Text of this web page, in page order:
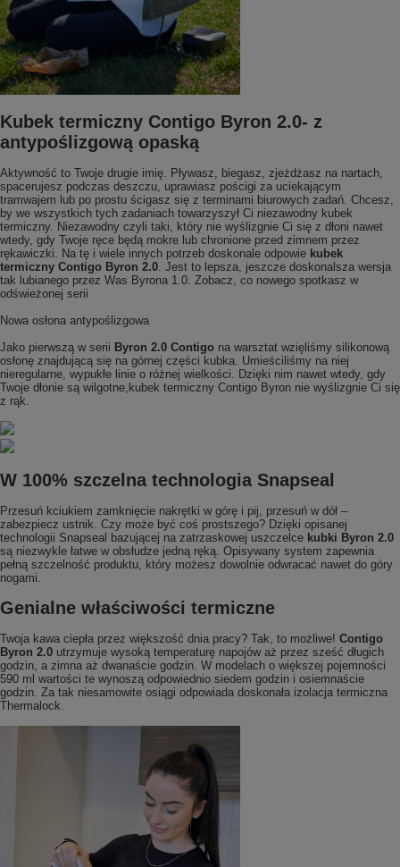
Kubek termiczny Contigo Byron 2.0- z
antypoślizgową opaską
Aktywność to Twoje drugie imię. Pływasz, biegasz, zjeżdżasz na nartach,
spacerujesz podczas deszczu, uprawiasz pościgi za uciekającym
tramwajem lub po prostu ścigasz się z terminami biurowych zadań. Chcesz,
by we wszystkich tych zadaniach towarzyszył Ci niezawodny kubek
termiczny. Niezawodny czyli taki, który nie wyślizgnie Ci się z dłoni nawet
wtedy, gdy Twoje ręce będą mokre lub chronione przed zimnem przez
rękawiczki. Na tę i wiele innych potrzeb doskonale odpowie kubek
termiczny Contigo Byron 2.0. Jest to lepsza, jeszcze doskonalsza wersja
tak lubianego przez Was Byrona 1.0. Zobacz, co nowego spotkasz w
odświeżonej serii
Nowa osłona antypoślizgowa
Jako pierwszą w serii Byron 2.0 Contigo na warsztat wzięliśmy silikonową
osłonę znajdującą się na górnej części kubka. Umieściliśmy na niej
nieregularne, wypukłe linie o różnej wielkości. Dzięki nim nawet wtedy, gdy
Twoje dłonie są wilgotne,kubek termiczny Contigo Byron nie wyślizgnie Ci się
z rąk.
W 100% szczelna technologia Snapseal
Przesuń kciukiem zamknięcie nakrętki w górę i pij, przesuń w dół –
zabezpiecz ustnik. Czy może być coś prostszego? Dzięki opisanej
technologii Snapseal bazującej na zatrzaskowej uszczelce kubki Byron 2.0
są niezwykle łatwe w obsłudze jedną ręką. Opisywany system zapewnia
pełną szczelność produktu, który możesz dowolnie odwracać nawet do góry
nogami.
Genialne właściwości termiczne
Twoja kawa ciepła przez większość dnia pracy? Tak, to możliwe! Contigo
Byron 2.0 utrzymuje wysoką temperaturę napojów aż przez sześć długich
godzin, a zimna aż dwanaście godzin. W modelach o większej pojemności
590 ml wartości te wynoszą odpowiednio siedem godzin i osiemnaście
godzin. Za tak niesamowite osiągi odpowiada doskonała izolacja termiczna
Thermalock.